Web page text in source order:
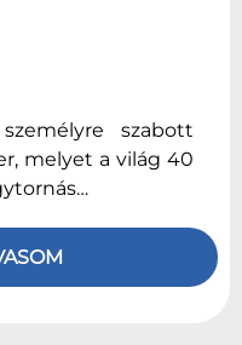
szabott
melyet a világ 40